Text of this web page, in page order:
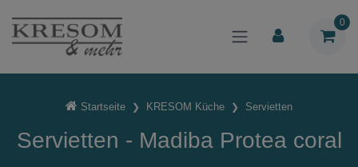
0
Startseite KRESOM Küche Servietten
Servietten - Madiba Protea coral